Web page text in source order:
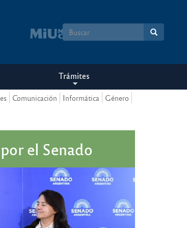
Formulario
búsqueda
Trámites
Comunicación Informática Género
el Senado